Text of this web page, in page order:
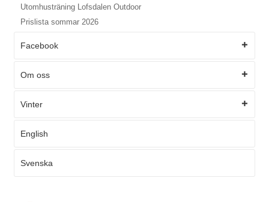
Utomhusträning Lofsdalen Outdoor
Prislista sommar 2026
Facebook
Om oss
Vinter
English
Svenska